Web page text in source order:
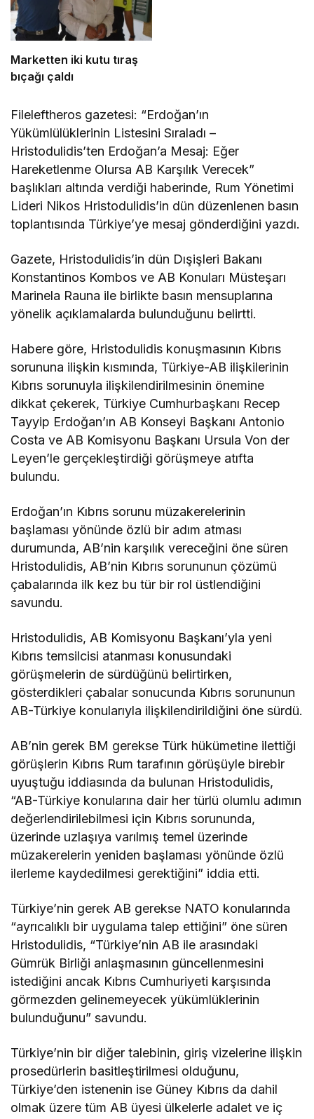
Marketten iki kutu tıraş
bıçağı çaldı
Fileleftheros gazetesi: “Erdoğan’ın
Yükümlülüklerinin Listesini Sıraladı –
Hristodulidis’ten Erdoğan’a Mesaj: Eğer
Hareketlenme Olursa AB Karşılık Verecek”
başlıkları altında verdiği haberinde, Rum Yönetimi
Lideri Nikos Hristodulidis’in dün düzenlenen basın
toplantısında Türkiye’ye mesaj gönderdiğini yazdı.
Gazete, Hristodulidis’in dün Dışişleri Bakanı
Konstantinos Kombos ve AB Konuları Müsteşarı
Marinela Rauna ile birlikte basın mensuplarına
yönelik açıklamalarda bulunduğunu belirtti.
Habere göre, Hristodulidis konuşmasının Kıbrıs
sorununa ilişkin kısmında, Türkiye-AB ilişkilerinin
Kıbrıs sorunuyla ilişkilendirilmesinin önemine
dikkat çekerek, Türkiye Cumhurbaşkanı Recep
Tayyip Erdoğan’ın AB Konseyi Başkanı Antonio
Costa ve AB Komisyonu Başkanı Ursula Von der
Leyen’le gerçekleştirdiği görüşmeye atıfta
bulundu.
Erdoğan’ın Kıbrıs sorunu müzakerelerinin
başlaması yönünde özlü bir adım atması
durumunda, AB’nin karşılık vereceğini öne süren
Hristodulidis, AB’nin Kıbrıs sorununun çözümü
çabalarında ilk kez bu tür bir rol üstlendiğini
savundu.
Hristodulidis, AB Komisyonu Başkanı’yla yeni
Kıbrıs temsilcisi atanması konusundaki
görüşmelerin de sürdüğünü belirtirken,
gösterdikleri çabalar sonucunda Kıbrıs sorununun
AB-Türkiye konularıyla ilişkilendirildiğini öne sürdü.
AB’nin gerek BM gerekse Türk hükümetine ilettiği
görüşlerin Kıbrıs Rum tarafının görüşüyle birebir
uyuştuğu iddiasında da bulunan Hristodulidis,
“AB-Türkiye konularına dair her türlü olumlu adımın
değerlendirilebilmesi için Kıbrıs sorununda,
üzerinde uzlaşıya varılmış temel üzerinde
müzakerelerin yeniden başlaması yönünde özlü
ilerleme kaydedilmesi gerektiğini” iddia etti.
Türkiye’nin gerek AB gerekse NATO konularında
“ayrıcalıklı bir uygulama talep ettiğini” öne süren
Hristodulidis, “Türkiye’nin AB ile arasındaki
Gümrük Birliği anlaşmasının güncellenmesini
istediğini ancak Kıbrıs Cumhuriyeti karşısında
görmezden gelinemeyecek yükümlüklerinin
bulunduğunu” savundu.
Türkiye’nin bir diğer talebinin, giriş vizelerine ilişkin
prosedürlerin basitleştirilmesi olduğunu,
Türkiye’den istenenin ise Güney Kıbrıs da dahil
olmak üzere tüm AB üyesi ülkelerle adalet ve iç